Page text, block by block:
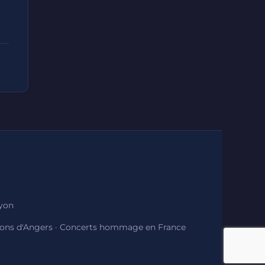
d'Angers · Concerts hommage en France